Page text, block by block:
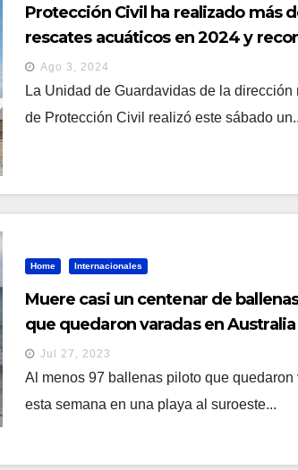
Protección Civil ha realizado más
rescates acuáticos en 2024 y
atender medidas de prevención en
para evitar accidentes
Ago 3, 2024
La Unidad de Guardavidas de la dirección
de Protección Civil realizó este sábado
Home Internacionales
Muere casi un centenar de
que quedaron varadas en Australia
Jul 27, 2023
Al menos 97 ballenas piloto que quedaron
esta semana en una playa al suroeste...